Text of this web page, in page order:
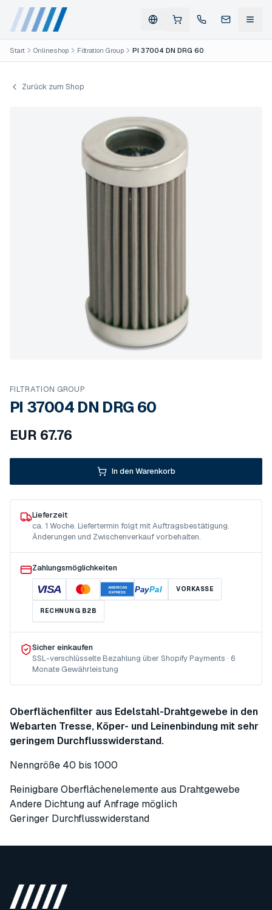
Start Onlineshop Filtration Group PI 37004 DN DRG 60
Zurück zum Shop
FILTRATION GROUP
PI 37004 DN DRG 60
EUR 67.76
In den Warenkorb
Lieferzeit
ca. 1 Woche. Liefertermin folgt mit Auftragsbestätigung.
Änderungen und Zwischenverkauf vorbehalten.
Zahlungsmöglichkeiten
VISA
AMERICAN
EXPRESS
PayPal VORKASSE
RECHNUNG B2B
Sicher einkaufen
SSL-verschlüsselte Bezahlung über Shopify Payments · 6
Monate Gewährleistung
Oberflächenfilter aus Edelstahl-Drahtgewebe in den
Webarten Tresse, Köper- und Leinenbindung mit sehr
geringem Durchflusswiderstand.
Nenngröße 40 bis 1000
Reinigbare Oberflächenelemente aus Drahtgewebe
Andere Dichtung auf Anfrage möglich
Geringer Durchflusswiderstand